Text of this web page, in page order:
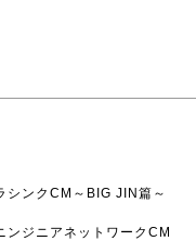
シンクCM～BIG JIN篇～
ンジニアネットワークCM